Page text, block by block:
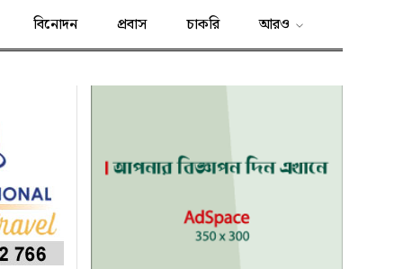
বিনোদন প্রবাস চাকরি আরও